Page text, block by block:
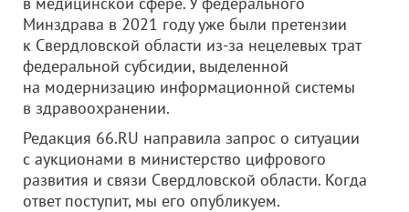
Минздрава в 2021 году уже были претензии
к Свердловской области из-за нецелевых трат
федеральной субсидии, выделенной
на модернизацию информационной системы
в здравоохранении.
Редакция 66.RU направила запрос о ситуации
с аукционами в министерство цифрового
развития и связи Свердловской области. Когда
ответ поступит, мы его опубликуем.